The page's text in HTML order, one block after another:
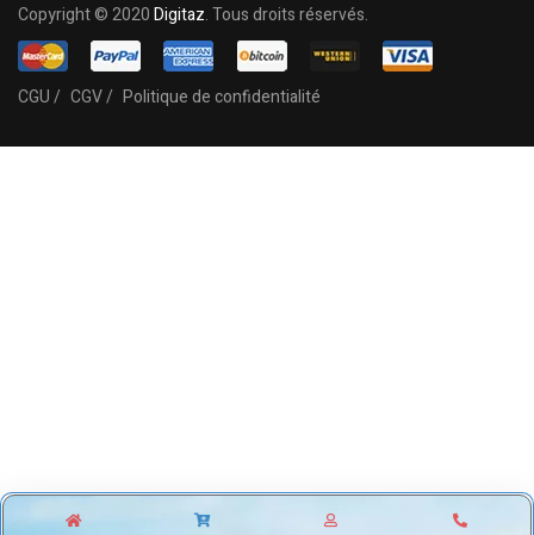
Copyright © 2020Digitaz. Tous droits réservés.
CGU / CGV / Politique de confidentialité